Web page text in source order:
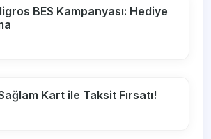
BES Kampanyası: Hediye
Kart ile Taksit Fırsatı!